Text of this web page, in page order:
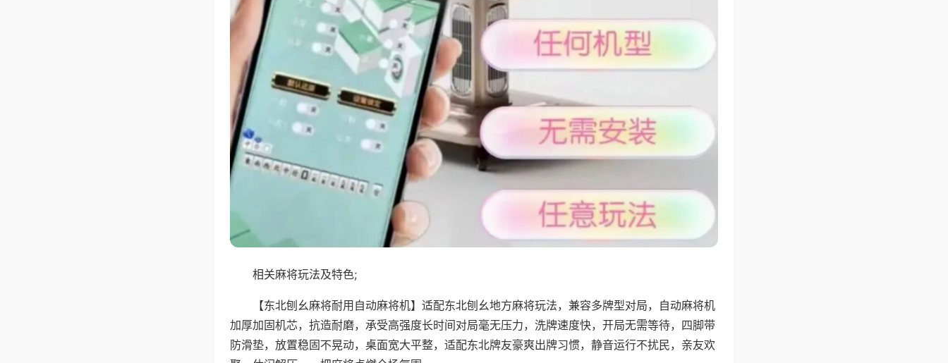
相关麻将玩法及特色;
【东北刨幺麻将耐用自动麻将机】适配东北刨幺地方麻将玩法，兼容多牌型对局，自动麻将机
加厚加固机芯，抗造耐磨，承受高强度长时间对局毫无压力，洗牌速度快，开局无需等待，四脚带
防滑垫，放置稳固不晃动，桌面宽大平整，适配东北牌友豪爽出牌习惯，静音运行不扰民，亲友欢